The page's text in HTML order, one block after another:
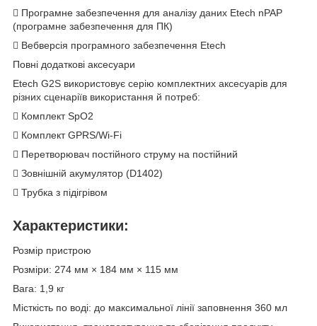
 Програмне забезпечення для аналізу даних Etech nPAP
(програмне забезпечення для ПК)
 Вебверсія програмного забезпечення Etech
Повні додаткові аксесуари
Etech G2S використовує серію комплектних аксесуарів для
різних сценаріїв використання й потреб:
 Комплект SpO2
 Комплект GPRS/Wi-Fi
 Перетворювач постійного струму на постійний
 Зовнішній акумулятор (D1402)
 Трубка з підігрівом
Характеристики:
Розмір пристрою
Розміри: 274 мм × 184 мм × 115 мм
Вага: 1,9 кг
Місткість по воді: до максимальної лінії заповнення 360 мл